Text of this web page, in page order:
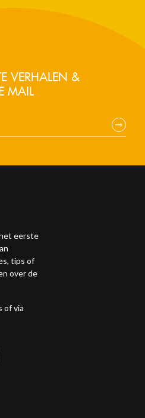
VERHALEN &
MAIL
eerste
tips of
over de
of via